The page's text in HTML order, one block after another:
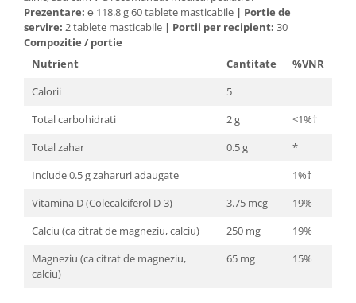
Cătină
Chlorella
Colina
Electroliti
Prezentare: ℮ 118.8 g 60 tablete masticabile | Portie de
servire: 2 tablete masticabile | Portii per recipient: 30
Compozitie / portie
Nutrient
Cantitate
%VNR
Calorii
5
Total carbohidrati
2 g
<1%†
Total zahar
0.5 g
*
Include 0.5 g zaharuri adaugate
1%†
Vitamina D (Colecalciferol D-3)
3.75 mcg
19%
Calciu (ca citrat de magneziu, calciu)
250 mg
19%
Magneziu (ca citrat de magneziu,
calciu)
65 mg 15%